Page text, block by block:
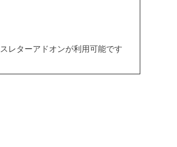
レターアドオンが利用可能です